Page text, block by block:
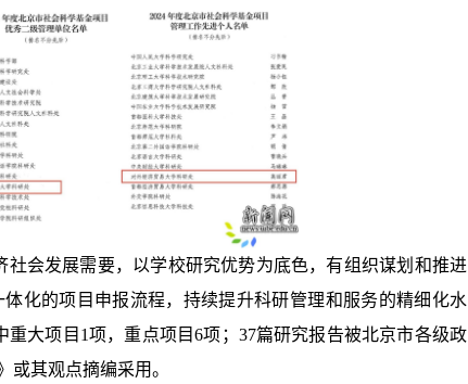
会发展需要，以学校研究优势为底色，有组织谋划和推进
化的项目申报流程，持续提升科研管理和服务的精细化水
大项目1项，重点项目6项；37篇研究报告被北京市各级政
或其观点摘编采用。